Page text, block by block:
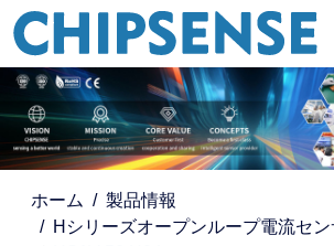
ホーム
製品情報
Hシリーズオープンループ電流セン